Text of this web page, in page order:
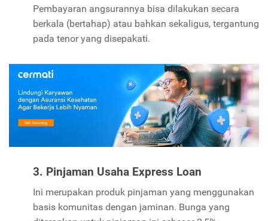
Pembayaran angsurannya bisa dilakukan secara
berkala (bertahap) atau bahkan sekaligus, tergantung
pada tenor yang disepakati.
3. Pinjaman Usaha Express Loan
Ini merupakan produk pinjaman yang menggunakan
basis komunitas dengan jaminan. Bunga yang